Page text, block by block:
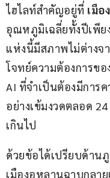
ไฮไลท์สำคัญอยู่ที่ เมือ
อุณหภูมิเฉลี่ยทั้งปีเพีย
แห่งนี้มีสภาพไม่ต่างจ
โจทย์ความต้องการข
AI ที่จำเป็นต้องมีการ
อย่างเข้มงวดตลอด
เกินไป
ด้วยข้อได้เปรียบด้าน
เมืองอูหลานฉาบกลา